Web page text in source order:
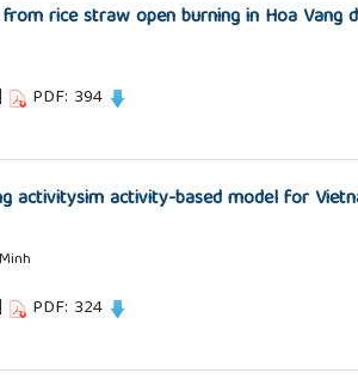
rice straw open burning in Hoa Vang
| PDF: 394
activitysim activity-based model for
| PDF: 324